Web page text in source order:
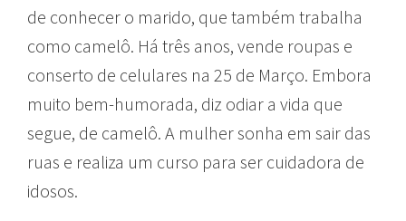
de conhecer o marido, que também trabalha
como camelô. Há três anos, vende roupas e
conserto de celulares na 25 de Março. Embora
muito bem-humorada, diz odiar a vida que
segue, de camelô. A mulher sonha em sair das
ruas e realiza um curso para ser cuidadora de
idosos.